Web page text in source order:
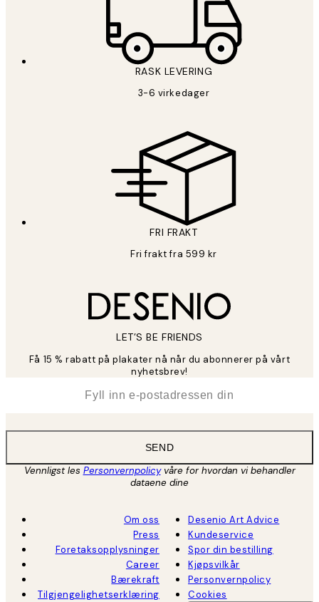
RASK LEVERING
3-6 virkedager
FRI FRAKT
Fri frakt fra 599 kr
LET’S BE FRIENDS
Få 15 % rabatt på plakater nå når du abonnerer på vårt
nyhetsbrev!
SEND
Vennligst les Personvernpolicyvåre for hvordan vi behandler
dataene dine
Om oss
Press
Foretaksopplysninger
Career
Bærekraft
Tilgjengelighetserklæring
Desenio Art Advice
Kundeservice
Spor din bestilling
Kjøpsvilkår
Personvernpolicy
Cookies